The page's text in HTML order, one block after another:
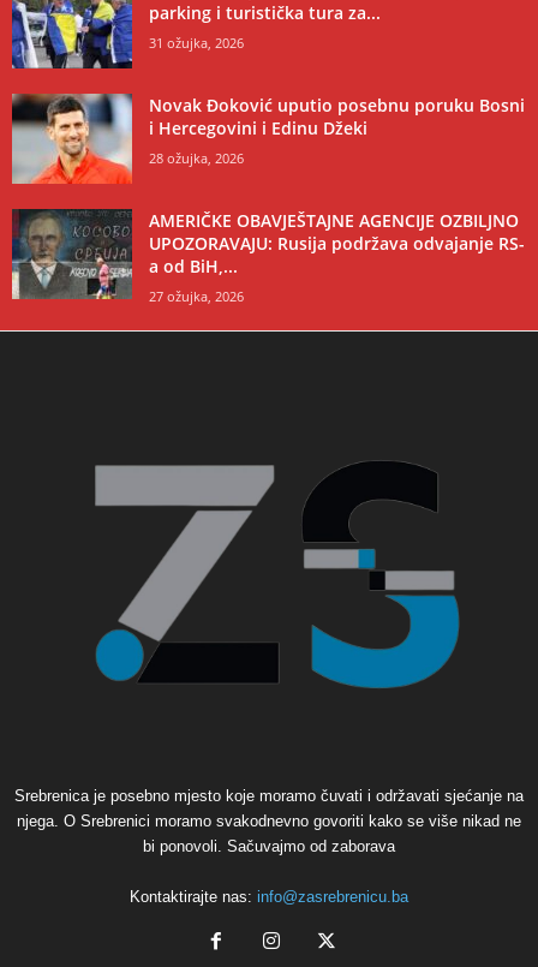
parking i turistička tura za...
31 ožujka, 2026
Novak Đoković uputio posebnu poruku Bosni
i Hercegovini i Edinu Džeki
28 ožujka, 2026
AMERIČKE OBAVJEŠTAJNE AGENCIJE OZBILJNO
UPOZORAVAJU: Rusija podržava odvajanje RS-
a od BiH,...
27 ožujka, 2026
Srebrenica je posebno mjesto koje moramo čuvati i održavati sjećanje na
njega. O Srebrenici moramo svakodnevno govoriti kako se više nikad ne
bi ponovoli. Sačuvajmo od zaborava
Kontaktirajte nas: info@zasrebrenicu.ba